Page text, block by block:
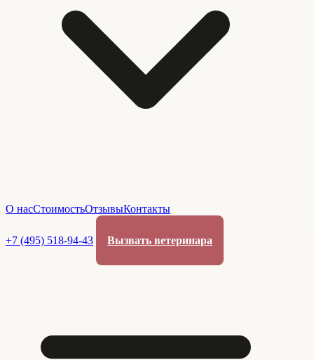
О насСтоимостьОтзывыКонтакты
+7 (495) 518-94-43 Вызвать ветеринара